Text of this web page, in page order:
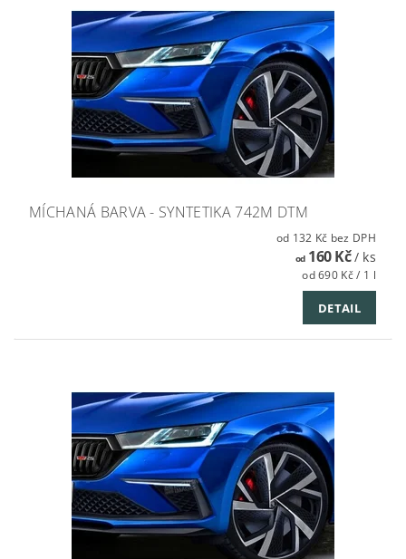
MÍCHANÁ BARVA - SYNTETIKA 742M DTM
od 132 Kč bez DPH
od160 Kč/ ks
od 690 Kč / 1 l
DETAIL